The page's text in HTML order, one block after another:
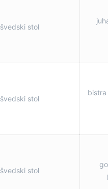
švedski stol
švedski stol
švedski stol